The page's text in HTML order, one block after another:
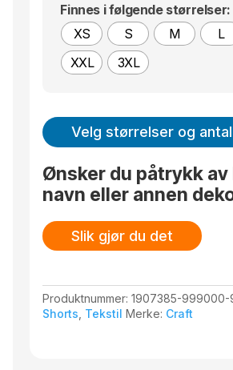
Finnes i følgende størrelser:
XS
S M L
XXL
3XL
Velg størrelser og
Ønsker du påtrykk av
navn eller annen
Slik gjør du det
Produktnummer:1907385-999000-
Shorts, Tekstil Merke: Craft